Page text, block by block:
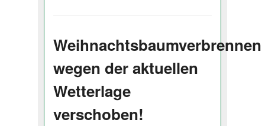
Weihnachtsbaumverbrennen
wegen der aktuellen
Wetterlage
verschoben!